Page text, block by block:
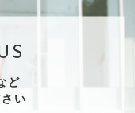
ど
い